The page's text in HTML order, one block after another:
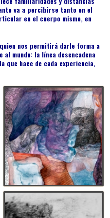
va a percibirse tanto en el
en el cuerpo mismo, en
nos permitirá darle forma a
al mundo: la línea desencadena
que hace de cada experiencia,